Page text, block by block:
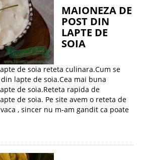
MAIONEZA DE
POST DIN
LAPTE DE
SOIA
de soia reteta culinara.Cum se
lapte de soia.Cea mai buna
de soia.Reteta rapida de
de soia. Pe site avem o reteta de
, sincer nu m-am gandit ca poate